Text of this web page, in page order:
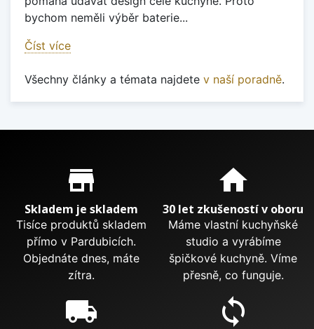
bychom neměli výběr baterie...
Číst více
Všechny články a témata najdete v naší poradně.
Proč nakupovat u nás?
store_mall_directory
Skladem je skladem
Tisíce produktů skladem
přímo v Pardubicích.
Objednáte dnes, máte
zítra.
home
30 let zkušeností v oboru
Máme vlastní kuchyňské
studio a vyrábíme
špičkové kuchyně. Víme
přesně, co funguje.
local_shipping sync